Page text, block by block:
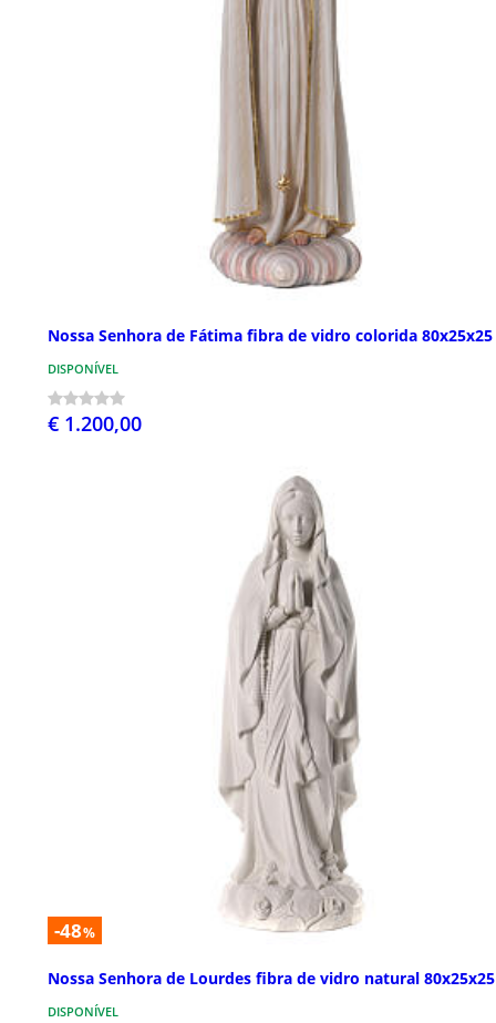
Nossa Senhora de Fátima fibra de vidro colorida
DISPONÍVEL
€ 1.200,00
-48%
Nossa Senhora de Lourdes fibra de vidro natural
DISPONÍVEL